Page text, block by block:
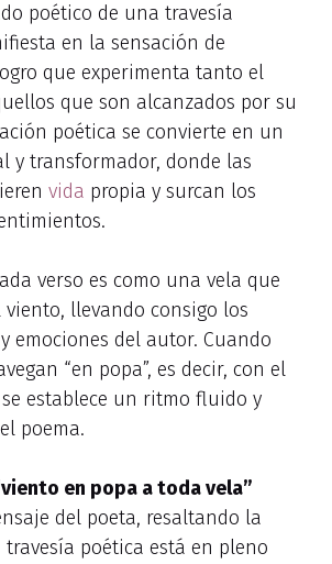
poético de una travesía
en la sensación de
que experimenta tanto el
que son alcanzados por su
poética se convierte en un
y transformador, donde las
vida propia y surcan los
verso es como una vela que
viento, llevando consigo los
emociones del autor. Cuando
“en popa”, es decir, con el
establece un ritmo fluido y
poema.
en popa a toda vela”
del poeta, resaltando la
travesía poética está en pleno